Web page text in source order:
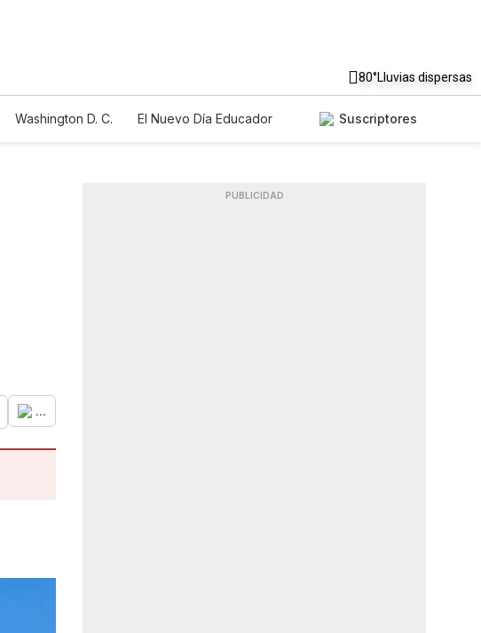
80°Lluvias dispersas
Washington D. C.
El Nuevo Día Educador
Suscriptores
...
PUBLICIDAD